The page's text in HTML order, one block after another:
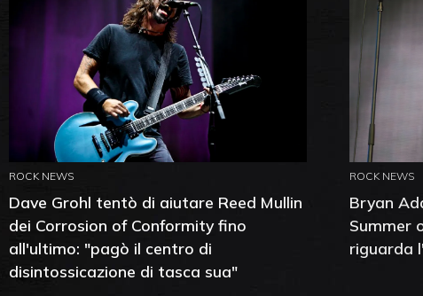
ROCK NEWS
Dave Grohl tentò di aiutare Reed Mullin
dei Corrosion of Conformity fino
all'ultimo: "pagò il centro di
disintossicazione di tasca sua"
ROCK NEWS
Bryan
Summer
riguarda